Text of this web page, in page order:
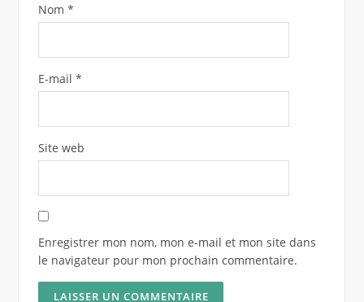
Nom *
E-mail *
Site web
Enregistrer mon nom, mon e-mail et mon site dans
le navigateur pour mon prochain commentaire.